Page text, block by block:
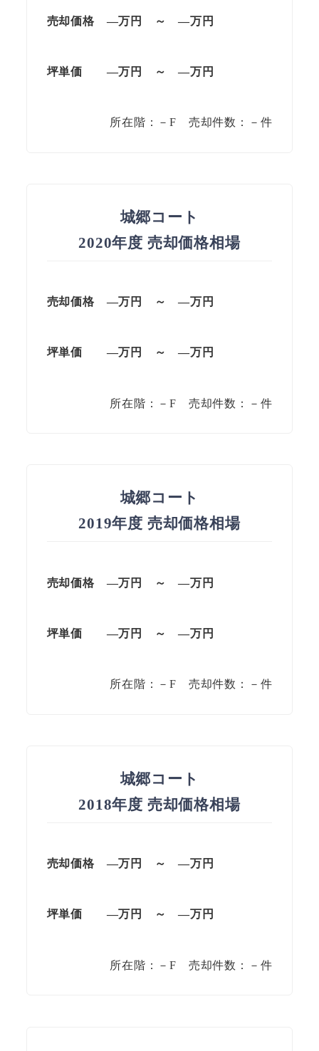
売却価格 —万円 ～ —万円
坪単価 —万円 ～ —万円
所在階：－F 売却件数：－件
城郷コート
2020年度 売却価格相場
売却価格 —万円 ～ —万円
坪単価 —万円 ～ —万円
所在階：－F 売却件数：－件
城郷コート
2019年度 売却価格相場
売却価格 —万円 ～ —万円
坪単価 —万円 ～ —万円
所在階：－F 売却件数：－件
城郷コート
2018年度 売却価格相場
売却価格 —万円 ～ —万円
坪単価 —万円 ～ —万円
所在階：－F 売却件数：－件